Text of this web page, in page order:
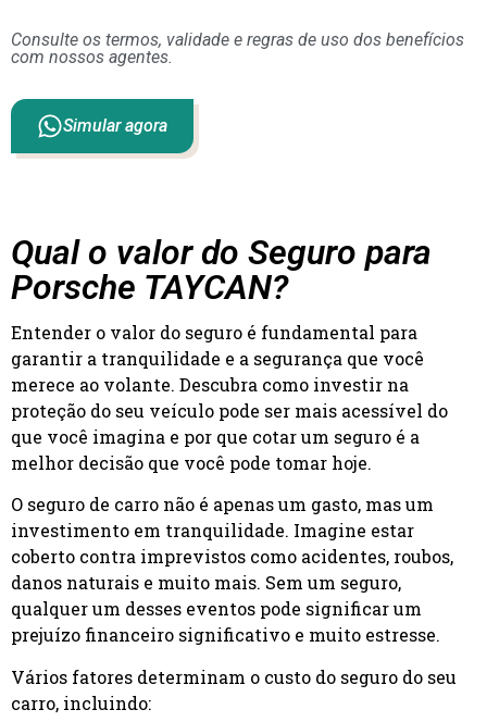
Consulte os termos, validade e regras de uso dos benefícios
com nossos agentes.
Simular agora
Qual o valor do Seguro para
Porsche TAYCAN?
Entender o valor do seguro é fundamental para
garantir a tranquilidade e a segurança que você
merece ao volante. Descubra como investir na
proteção do seu veículo pode ser mais acessível do
que você imagina e por que cotar um seguro é a
melhor decisão que você pode tomar hoje.
O seguro de carro não é apenas um gasto, mas um
investimento em tranquilidade. Imagine estar
coberto contra imprevistos como acidentes, roubos,
danos naturais e muito mais. Sem um seguro,
qualquer um desses eventos pode significar um
prejuízo financeiro significativo e muito estresse.
Vários fatores determinam o custo do seguro do seu
carro, incluindo: